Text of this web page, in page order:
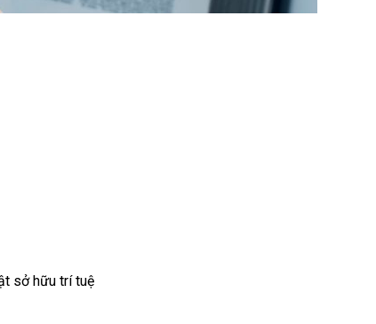
sở hữu trí tuệ